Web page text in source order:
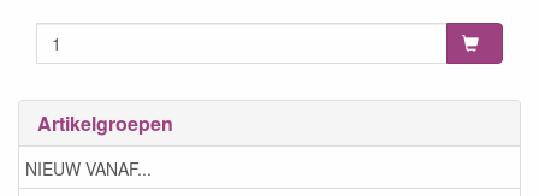
Artikelgroepen
NIEUW VANAF...